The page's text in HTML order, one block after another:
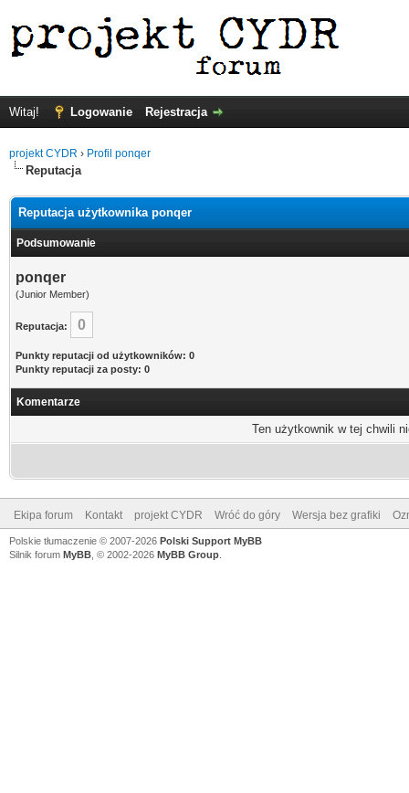
Witaj! Logowanie Rejestracja
projekt CYDR › Profil ponqer
Reputacja
Reputacja użytkownika ponqer
Podsumowanie
ponqer
(Junior Member)
Reputacja: 0
Punkty reputacji od użytkowników: 0
Punkty reputacji za posty: 0
Komentarze
Ten użytkownik w tej chwili
Ekipa forum Kontakt projekt CYDR Wróć do góry Wersja bez grafiki
Polskie tłumaczenie © 2007-2026 Polski Support MyBB
Silnik forum MyBB , © 2002-2026 MyBB Group